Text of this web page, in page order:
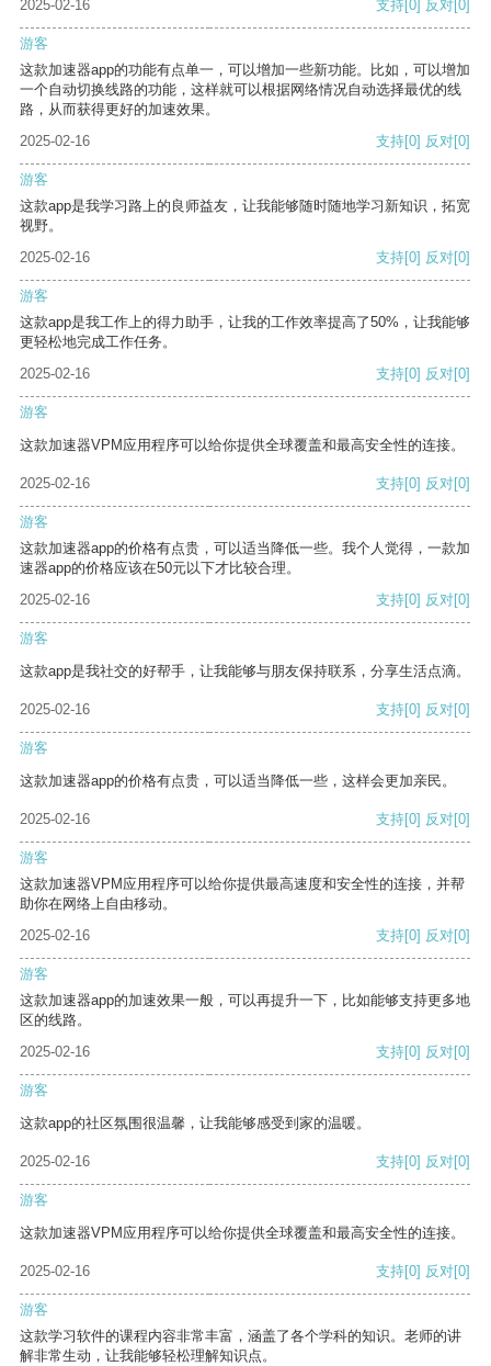
2025-02-16 支持 [0] 反对 [0]
游客
这款加速器app的功能有点单一，可以增加一些新功能。比如，可以增加
一个自动切换线路的功能，这样就可以根据网络情况自动选择最优的线
路，从而获得更好的加速效果。
2025-02-16
支持[0] 反对[0]
游客
这款app是我学习路上的良师益友，让我能够随时随地学习新知识，拓宽
视野。
2025-02-16
支持[0] 反对[0]
游客
这款app是我工作上的得力助手，让我的工作效率提高了50%，让我能够
更轻松地完成工作任务。
2025-02-16
支持[0] 反对[0]
游客
这款加速器VPM应用程序可以给你提供全球覆盖和最高安全性的连接。
2025-02-16 支持[0] 反对[0]
游客
这款加速器app的价格有点贵，可以适当降低一些。我个人觉得，一款加
速器app的价格应该在50元以下才比较合理。
2025-02-16
支持[0] 反对[0]
游客
这款app是我社交的好帮手，让我能够与朋友保持联系，分享生活点滴。
2025-02-16 支持[0] 反对[0]
游客
这款加速器app的价格有点贵，可以适当降低一些，这样会更加亲民。
2025-02-16 支持[0] 反对[0]
游客
这款加速器VPM应用程序可以给你提供最高速度和安全性的连接，并帮
助你在网络上自由移动。
2025-02-16
支持[0] 反对[0]
游客
这款加速器app的加速效果一般，可以再提升一下，比如能够支持更多地
区的线路。
2025-02-16
支持[0] 反对[0]
游客
这款app的社区氛围很温馨，让我能够感受到家的温暖。
2025-02-16 支持[0] 反对[0]
游客
这款加速器VPM应用程序可以给你提供全球覆盖和最高安全性的连接。
2025-02-16 支持[0] 反对[0]
游客
这款学习软件的课程内容非常丰富，涵盖了各个学科的知识。老师的讲
解非常生动，让我能够轻松理解知识点。